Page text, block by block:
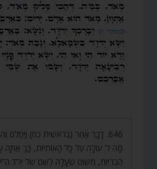
646. דָּבָר אַחֵר (בראשית כח) וַיַּחֲלֹם
מָה ל’ עוֹלָה עַל כָּל הָאוֹתִיּוֹת, כָּךְ אַתָּה
הַבְּרִיּוֹת, מִשּׁוּם שֶׁעָלָה לַשֵּׁם שֶׁל יוֹ”ד הֵ”י